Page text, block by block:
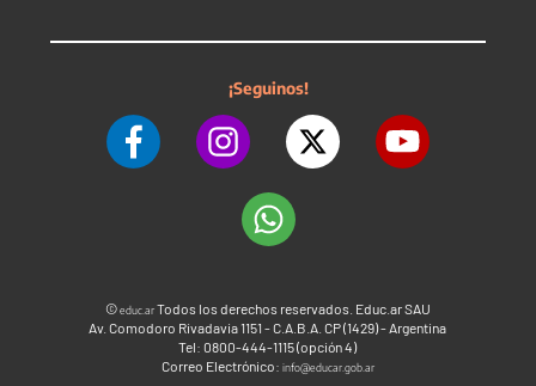
¡Seguinos!
©educ.arTodos los derechos reservados. Educ.ar SAU
Av. Comodoro Rivadavia 1151 - C.A.B.A. CP (1429) - Argentina
Tel: 0800-444-1115 (opción 4)
Correo Electrónico: info@educar.gob.ar